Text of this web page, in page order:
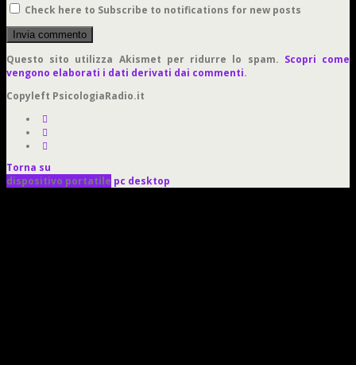
Check here to Subscribe to notifications for new posts
Questo sito utilizza Akismet per ridurre lo spam. Scopri come
vengono elaborati i dati derivati dai commenti.
Copyleft PsicologiaRadio.it
Torna su
dispositivo portatile pc desktop